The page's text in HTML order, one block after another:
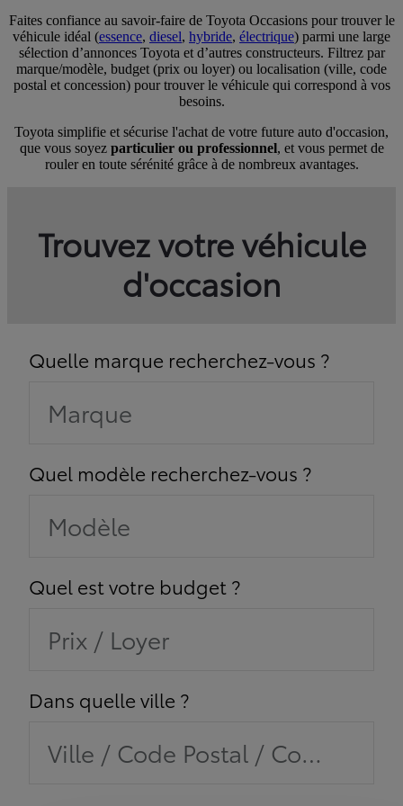
Faites confiance au savoir-faire de Toyota Occasions pour trouver le
véhicule idéal (essence, diesel, hybride, électrique) parmi une large
sélection d’annonces Toyota et d’autres constructeurs. Filtrez par
marque/modèle, budget (prix ou loyer) ou localisation (ville, code
postal et concession) pour trouver le véhicule qui correspond à vos
besoins.
Toyota simplifie et sécurise l'achat de votre future auto d'occasion,
que vous soyez particulier ou professionnel, et vous permet de
rouler en toute sérénité grâce à de nombreux avantages.
Trouvez votre véhicule
d'occasion
Quelle marque recherchez-vous ?
Marque
Quel modèle recherchez-vous ?
Modèle
Quel est votre budget ?
Prix / Loyer
Dans quelle ville ?
Ville / Code Postal / Concession